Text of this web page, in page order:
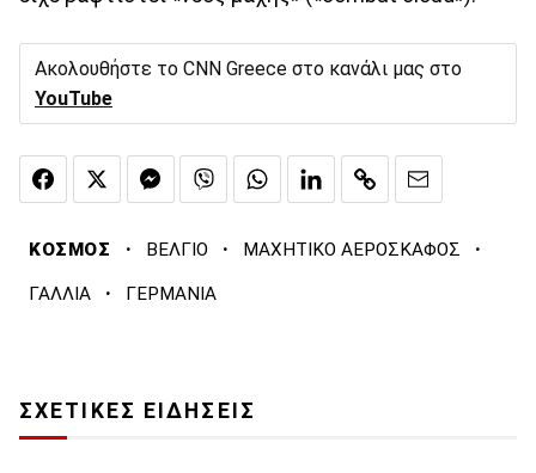
Ακολουθήστε το CNN Greece στο κανάλι μας στο
YouTube
ΚΟΣΜΟΣ · ΒΕΛΓΙΟ · ΜΑΧΗΤΙΚΟ ΑΕΡΟΣΚΑΦΟΣ ·
ΓΑΛΛΙΑ · ΓΕΡΜΑΝΙΑ
ΣΧΕΤΙΚΕΣ ΕΙΔΗΣΕΙΣ